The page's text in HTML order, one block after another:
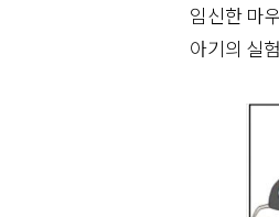
임신한 마
아기의 실